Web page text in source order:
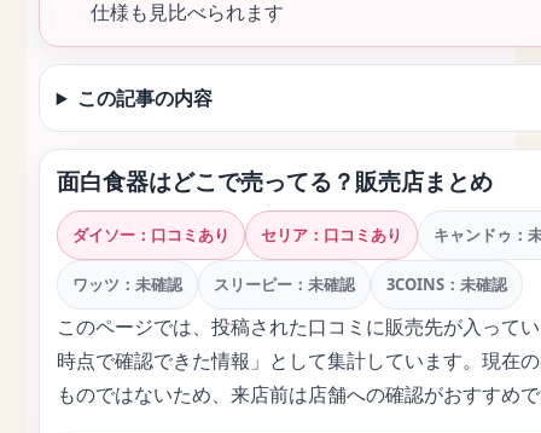
仕様も見比べられます
この記事の内容
面白食器はどこで売ってる？販売店まとめ
ダイソー：口コミあり セリア：口コミあり キャンドゥ：
ワッツ：未確認 スリーピー：未確認 3COINS：未確認
このページでは、投稿された口コミに販売先が入って
時点で確認できた情報」として集計しています。現在
ものではないため、来店前は店舗への確認がおすすめ